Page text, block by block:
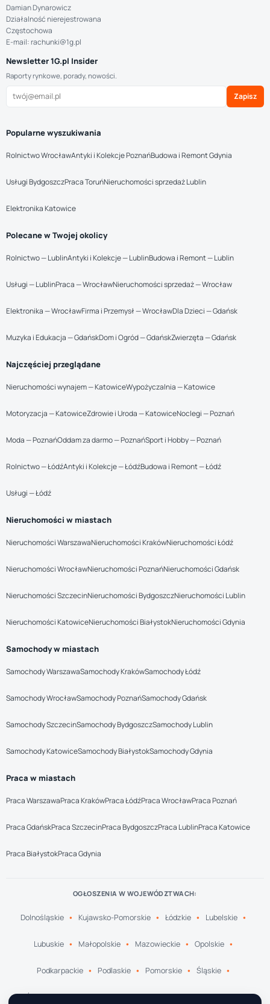
Damian Dynarowicz
Działalność nierejestrowana
Częstochowa
E-mail: rachunki@1g.pl
Newsletter 1G.pl Insider
Raporty rynkowe, porady, nowości.
Zapisz
Popularne wyszukiwania
Rolnictwo WrocławAntyki i Kolekcje PoznańBudowa i Remont Gdynia
Usługi BydgoszczPraca ToruńNieruchomości sprzedaż Lublin
Elektronika Katowice
Polecane w Twojej okolicy
Rolnictwo — LublinAntyki i Kolekcje — LublinBudowa i Remont — Lublin
Usługi — LublinPraca — WrocławNieruchomości sprzedaż — Wrocław
Elektronika — WrocławFirma i Przemysł — WrocławDla Dzieci — Gdańsk
Muzyka i Edukacja — GdańskDom i Ogród — GdańskZwierzęta — Gdańsk
Najczęściej przeglądane
Nieruchomości wynajem — KatowiceWypożyczalnia — Katowice
Motoryzacja — KatowiceZdrowie i Uroda — KatowiceNoclegi — Poznań
Moda — PoznańOddam za darmo — PoznańSport i Hobby — Poznań
Rolnictwo — ŁódźAntyki i Kolekcje — ŁódźBudowa i Remont — Łódź
Usługi — Łódź
Nieruchomości w miastach
Nieruchomości WarszawaNieruchomości KrakówNieruchomości Łódź
Nieruchomości WrocławNieruchomości PoznańNieruchomości Gdańsk
Nieruchomości SzczecinNieruchomości BydgoszczNieruchomości Lublin
Nieruchomości KatowiceNieruchomości BiałystokNieruchomości Gdynia
Samochody w miastach
Samochody WarszawaSamochody KrakówSamochody Łódź
Samochody WrocławSamochody PoznańSamochody Gdańsk
Samochody SzczecinSamochody BydgoszczSamochody Lublin
Samochody KatowiceSamochody BiałystokSamochody Gdynia
Praca w miastach
Praca WarszawaPraca KrakówPraca ŁódźPraca WrocławPraca Poznań
Praca GdańskPraca SzczecinPraca BydgoszczPraca LublinPraca Katowice
Praca BiałystokPraca Gdynia
OGŁOSZENIA W WOJEWÓDZTWACH:
Dolnośląskie Kujawsko-Pomorskie Łódzkie Lubelskie
Lubuskie Małopolskie Mazowieckie Opolskie
Podkarpackie Podlaskie Pomorskie Śląskie
Świętokrzyskie Warmińsko-Mazurskie Wielkopolskie